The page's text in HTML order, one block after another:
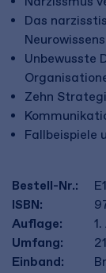
Das
Unbewusste
Zehn
Fallbeispiele
Bestell-Nr.:
ISBN:
Auflage:
Umfang:
Einband: